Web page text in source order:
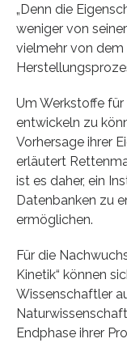
„Denn die
weniger von
vielmehr von
Um Werkstoffe
entwickeln zu
Vorhersage ihrer
erläutert
ist es daher, ein
Datenbanken zu
ermöglichen.
Für die
Kinetik“ können
Wissenschaftler
Endphase ihrer